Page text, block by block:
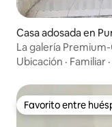
Casa adosada en
La galería
Ubicación · Familiar ·
Favorito entre
Favorito entre